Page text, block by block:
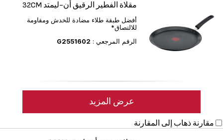
مقلاة الفطير الرقيق أن-ليمتد 32CM
أفضل طبقة طلاء مضادة للخدش ومقاومة
للالتصاق*
الرقم المرجعي : G2551602
عرض المزيد
مقارنة ذهاب إلى المقارنة